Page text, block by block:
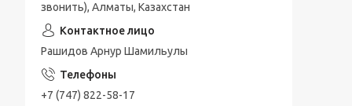
звонить), Алматы, Казахстан
Рашидов Арнур Шамильулы
+7 (747) 822-58-17